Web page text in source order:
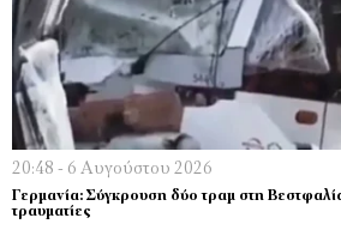
20:48 - 6 Αυγούστου 2026
Γερμανία: Σύγκρουση δύο τραμ στη
τραυματίες